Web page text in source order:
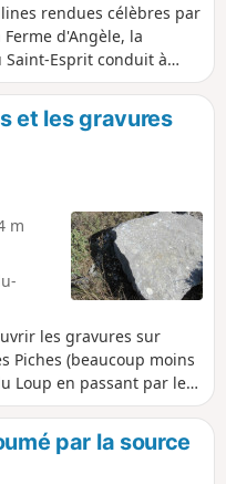
rendues célèbres par
d'Angèle, la
Saint-Esprit conduit à
l'on peut admirer les
dans les œuvres
empruntés sont
: un grand bol
et les gravures
m
les gravures sur
Piches (beaucoup moins
Loup en passant par le
Ronde pour revenir
extensions peuvent
chapitre : à proximité).
par la source